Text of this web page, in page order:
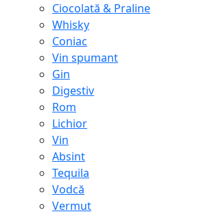
Ciocolată & Praline
Whisky
Coniac
Vin spumant
Gin
Digestiv
Rom
Lichior
Vin
Absint
Tequila
Vodcă
Vermut